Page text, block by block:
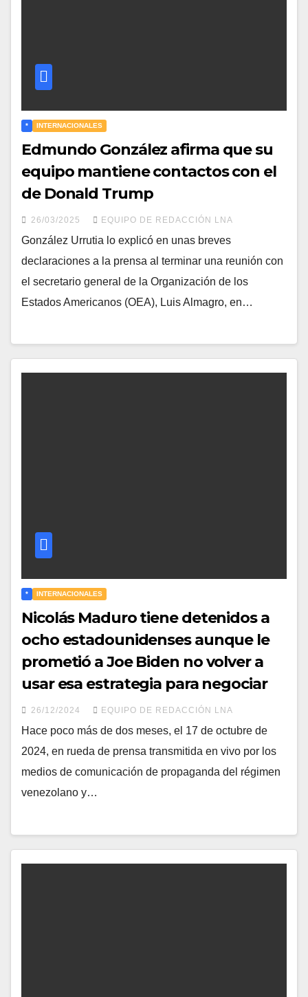
* INTERNACIONALES
Edmundo González afirma que su
equipo mantiene contactos con el
de Donald Trump
26/03/2025 EQUIPO DE REDACCIÓN LNA
González Urrutia lo explicó en unas breves
declaraciones a la prensa al terminar una reunión con
el secretario general de la Organización de los
Estados Americanos (OEA), Luis Almagro, en…
* INTERNACIONALES
Nicolás Maduro tiene detenidos a
ocho estadounidenses aunque le
prometió a Joe Biden no volver a
usar esa estrategia para negociar
26/12/2024 EQUIPO DE REDACCIÓN LNA
Hace poco más de dos meses, el 17 de octubre de
2024, en rueda de prensa transmitida en vivo por los
medios de comunicación de propaganda del régimen
venezolano y…